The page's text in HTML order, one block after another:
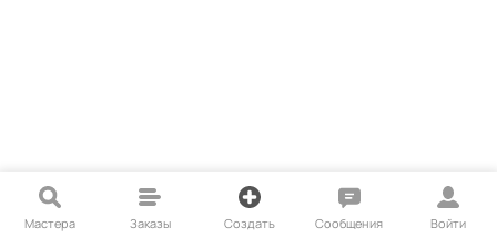
Мастера Заказы Создать Сообщения Войти